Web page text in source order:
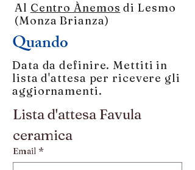
Al Centro Ànemos di Lesmo
(Monza Brianza)
Quando
Data da definire. Mettiti in
lista d'attesa per ricevere gli
aggiornamenti.
Lista d'attesa Favula
ceramica
Email *